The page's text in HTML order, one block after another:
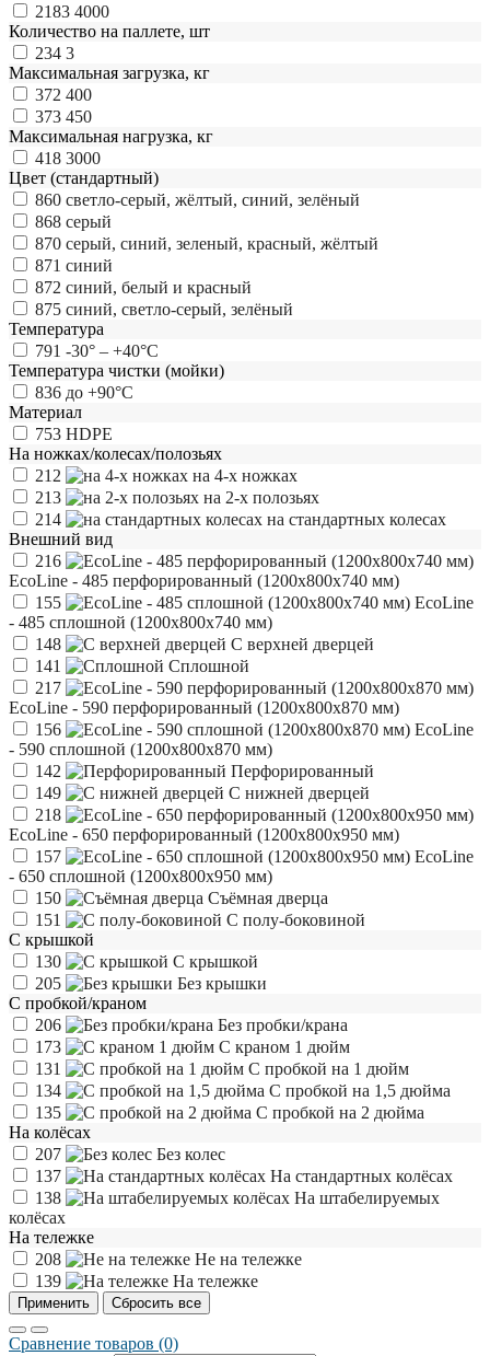
2183 4000
Количество на паллете, шт
234 3
Максимальная загрузка, кг
372 400
373 450
Максимальная нагрузка, кг
418 3000
Цвет (стандартный)
860 светло-серый, жёлтый, синий, зелёный
868 серый
870 серый, синий, зеленый, красный, жёлтый
871 синий
872 синий, белый и красный
875 синий, светло-серый, зелёный
Температура
791 -30° – +40°С
Температура чистки (мойки)
836 до +90°С
Материал
753 HDPE
На ножках/колесах/полозьях
212
на 4-х ножках
213
на 2-х полозьях
214
на стандартных колесах
Внешний вид
216
EcoLine - 485 перфорированный (1200х800х740 мм)
155
EcoLine
- 485 сплошной (1200х800х740 мм)
148
С верхней дверцей
141
Сплошной
217
EcoLine - 590 перфорированный (1200х800х870 мм)
156
EcoLine
- 590 сплошной (1200х800х870 мм)
142
Перфорированный
149
С нижней дверцей
218
EcoLine - 650 перфорированный (1200х800х950 мм)
157
EcoLine
- 650 сплошной (1200х800х950 мм)
150
Съёмная дверца
151
С полу-боковиной
С крышкой
130
С крышкой
205
Без крышки
С пробкой/краном
206
Без пробки/крана
173
С краном 1 дюйм
131
С пробкой на 1 дюйм
134
С пробкой на 1,5 дюйма
135
С пробкой на 2 дюйма
На колёсах
207
Без колес
137
На стандартных колёсах
138
На штабелируемых
колёсах
На тележке
208
Не на тележке
139
На тележке
Сравнение товаров (0)